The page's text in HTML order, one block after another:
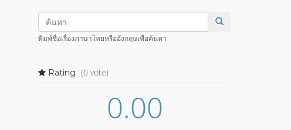
พิมพ์ชื่อเรื่องภาษาไทยหรืออังกฤษเพื่อค้นหา
Rating (0 vote)
0.00